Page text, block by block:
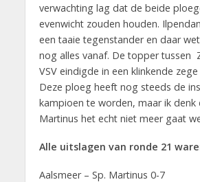
verwachting lag dat de beide
evenwicht zouden houden.
een taaie tegenstander en daar
nog alles vanaf. De topper tussen
VSV eindigde in een klinkende zege
Deze ploeg heeft nog steeds de
kampioen te worden, maar ik denk
Martinus het echt niet meer gaat
Alle uitslagen van ronde 21
Aalsmeer – Sp. Martinus 0-7